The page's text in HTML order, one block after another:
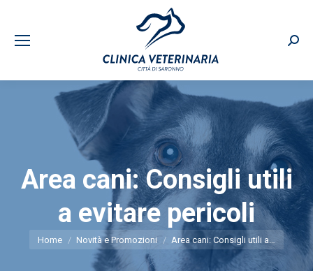
Area cani: Consigli utili
a evitare pericoli
You are here:
Home Novità e Promozioni Area cani: Consigli utili a…